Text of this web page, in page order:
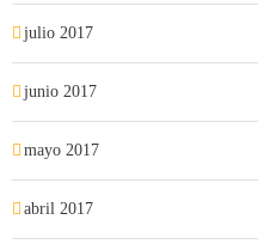
julio 2017
junio 2017
mayo 2017
abril 2017